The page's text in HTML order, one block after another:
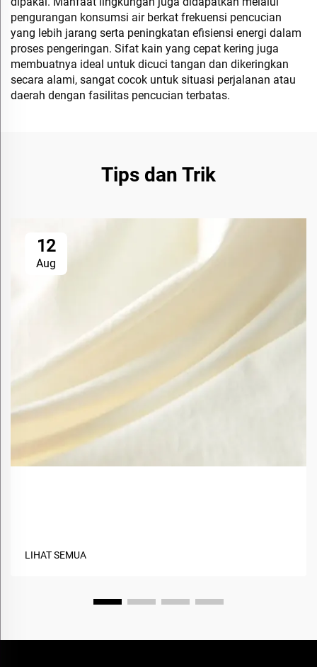
pengurangan konsumsi air berkat frekuensi pencucian
yang lebih jarang serta peningkatan efisiensi energi dalam
proses pengeringan. Sifat kain yang cepat kering juga
membuatnya ideal untuk dicuci tangan dan dikeringkan
secara alami, sangat cocok untuk situasi perjalanan atau
daerah dengan fasilitas pencucian terbatas.
Tips dan Trik
12
Aug
LIHAT SEMUA